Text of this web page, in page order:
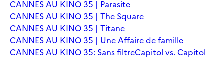
CANNES AU KINO 35 | Parasite
CANNES AU KINO 35 | The Square
CANNES AU KINO 35 | Titane
CANNES AU KINO 35 | Une Affaire de famille
CANNES AU KINO 35: Sans filtreCapitol vs. Capitol